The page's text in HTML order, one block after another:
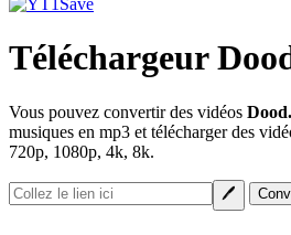
Téléchargeur
Vous pouvez convertir des vidéos
musiques en mp3 et télécharger des
720p, 1080p, 4k, 8k.